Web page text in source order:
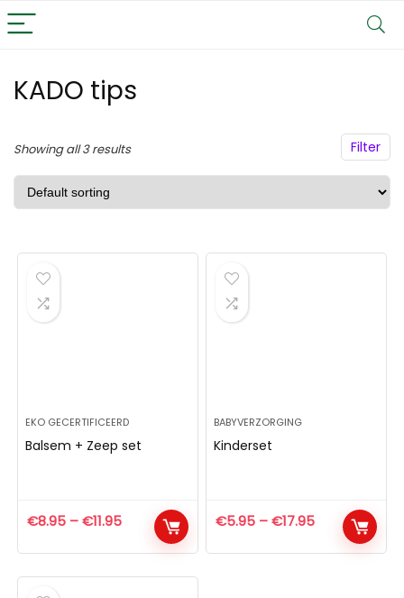
KADO tips
Filter
Showing all 3 results
EKO GECERTIFICEERD
Balsem + Zeep set
€8.95 –€11.95
BABYVERZORGING
Kinderset
€5.95 –€17.95